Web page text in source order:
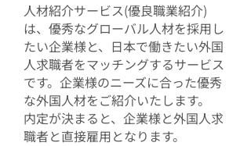
人材紹介サービス(優良職業紹介)
は、優秀なグローバル人材を採用し
たい企業様と、日本で働きたい外国
人求職者をマッチングするサービス
です。企業様のニーズに合った優秀
な外国人材をご紹介いたします。
​内定が決まると、企業様と外国人求
職者と直接雇用となります。